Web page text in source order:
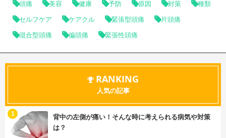
頭痛 美容 健康 予防 原因 対策 種類
セルフケア ケアクル 緊張型頭痛 片頭痛
混合型頭痛 偏頭痛 緊張性頭痛
RANKING
人気の記事
背中の左側が痛い！そんな時に考えられる病気や対策
は？
1